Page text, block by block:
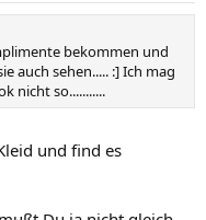
bekommen und
auch sehen..... :] Ich mag
nicht so...........
und find es